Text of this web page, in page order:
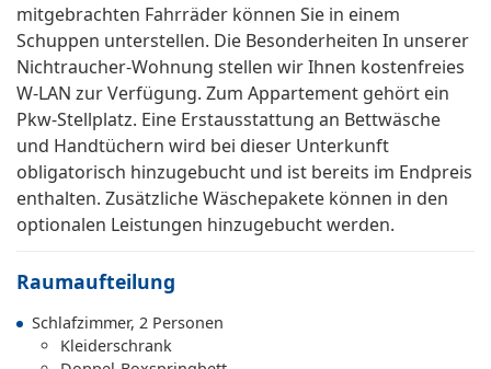
mitgebrachten Fahrräder können Sie in einem
Schuppen unterstellen. Die Besonderheiten In unserer
Nichtraucher-Wohnung stellen wir Ihnen kostenfreies
W-LAN zur Verfügung. Zum Appartement gehört ein
Pkw-Stellplatz. Eine Erstausstattung an Bettwäsche
und Handtüchern wird bei dieser Unterkunft
obligatorisch hinzugebucht und ist bereits im Endpreis
enthalten. Zusätzliche Wäschepakete können in den
optionalen Leistungen hinzugebucht werden.
Raumaufteilung
Schlafzimmer, 2 Personen
Kleiderschrank